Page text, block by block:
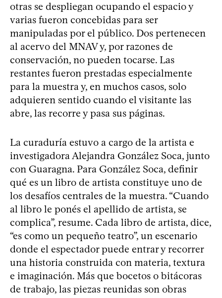
otras se despliegan ocupando el espacio y
varias fueron concebidas para ser
manipuladas por el público. Dos pertenecen
al acervo del MNAV y, por razones de
conservación, no pueden tocarse. Las
restantes fueron prestadas especialmente
para la muestra y, en muchos casos, solo
adquieren sentido cuando el visitante las
abre, las recorre y pasa sus páginas.
La curaduría estuvo a cargo de la artista e
investigadora Alejandra González Soca, junto
con Guaragna. Para González Soca, definir
qué es un libro de artista constituye uno de
los desafíos centrales de la muestra. “Cuando
al libro le ponés el apellido de artista, se
complica”, resume. Cada libro de artista, dice,
“es como un pequeño teatro”, un escenario
donde el espectador puede entrar y recorrer
una historia construida con materia, textura
e imaginación. Más que bocetos o bitácoras
de trabajo, las piezas reunidas son obras